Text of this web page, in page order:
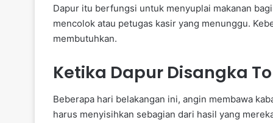
Dapur itu berfungsi untuk menyuplai makanan
mencolok atau petugas kasir yang menunggu.
membutuhkan.
Ketika Dapur Disangka
Beberapa hari belakangan ini, angin membawa
harus menyisihkan sebagian dari hasil yang